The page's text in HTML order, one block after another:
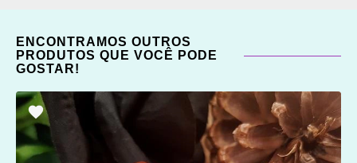
ENCONTRAMOS OUTROS
PRODUTOS QUE VOCÊ PODE
GOSTAR!
ADICIONAR